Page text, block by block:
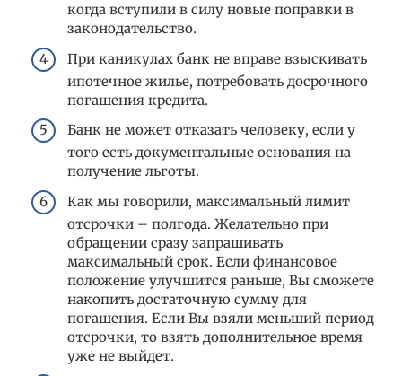
когда вступили в силу новые поправки в
законодательство.
При каникулах банк не вправе взыскивать
ипотечное жилье, потребовать досрочного
погашения кредита.
Банк не может отказать человеку, если у
того есть документальные основания на
получение льготы.
Как мы говорили, максимальный лимит
отсрочки – полгода. Желательно при
обращении сразу запрашивать
максимальный срок. Если финансовое
положение улучшится раньше, Вы сможете
накопить достаточную сумму для
погашения. Если Вы взяли меньший период
отсрочки, то взять дополнительное время
уже не выйдет.